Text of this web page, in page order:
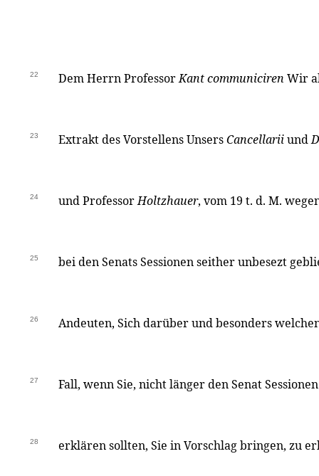
22 Dem Herrn ProfessorKant communiciren Wir
23 Extrakt des Vorstellens UnsersCancellariiund
24 und ProfessorHoltzhauer, vom 19 t. d. M.
25 bei den Senats Sessionen seither unbesezt
26 Andeuten, Sich darüber und besonders
27 Fall, wenn Sie, nicht länger den Senat
28 erklären sollten, Sie in Vorschlag bringen, zu